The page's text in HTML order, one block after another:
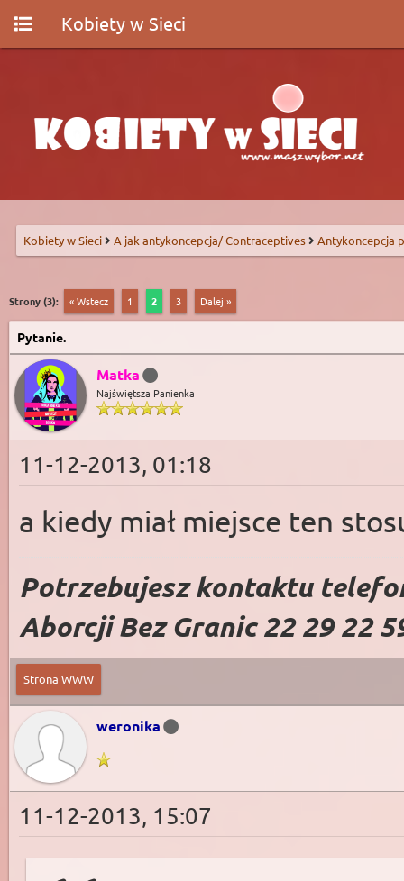
Kobiety w Sieci
Kobiety w Sieci A jak antykoncepcja/ Contraceptives Antykoncepcja
Strony (3): « Wstecz 1 2 3 Dalej »
Pytanie.
Matka
Najświętsza Panienka
11-12-2013, 01:18
a kiedy miał miejsce ten
Potrzebujesz kontaktu
Aborcji Bez Granic 22 29 22
Strona WWW
weronika
11-12-2013, 15:07